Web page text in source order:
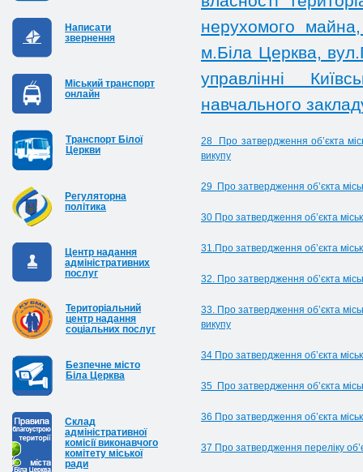
Написати
звернення
Міський транспорт
онлайн
Транспорт Білої
Церкви
Регуляторна
політика
Центр надання
адміністративних
послуг
Територіальний
центр надання
соціальних послуг
Безпечне місто
Біла Церква
Cклад
адміністративної
комісії виконавчого
комітету міської
ради
нерухомого
м.Біла Церква,
управлінні
навчального
28 Про затвердження об’єкта
викупу
29 Про затвердження об’єкта
30 Про затвердження об’єкта
31.Про затвердження об’єкта
32. Про затвердження об’єкта
33. Про затвердження об’єкта
викупу
34 Про затвердження об’єкта
35 Про затвердження об’єкта
36 Про затвердження об’єкта
37 Про затвердження переліку